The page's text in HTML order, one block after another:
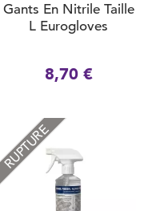
Gants En Nitrile Taille
L Eurogloves
8,70 €
RUPTURE